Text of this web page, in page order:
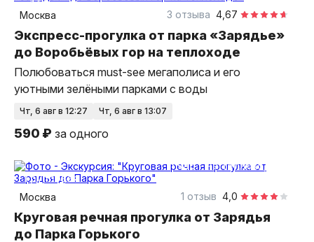
Москва
4,67
3 отзыва
Экспресс-прогулка от парка «Зарядье»
до Воробьёвых гор на теплоходе
Полюбоваться must-see мегаполиса и его
уютными зелёными парками с воды
чт, 6 авг в 12:27 чт, 6 авг в 13:07
590 ₽ за одного
1 час
на теплоходе
групповая
Москва
4,0
1 отзыв
Круговая речная прогулка от Зарядья
до Парка Горького